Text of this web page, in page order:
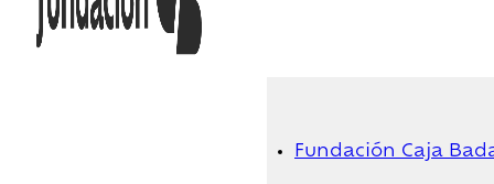
Fundación Caja